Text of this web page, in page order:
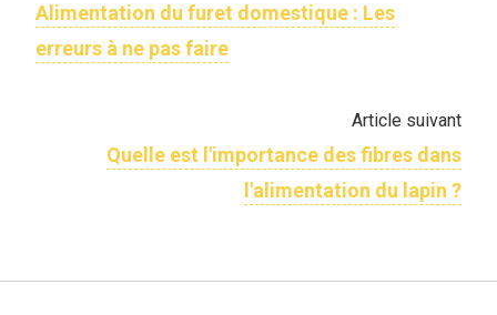
Alimentation du furet domestique : Les
erreurs à ne pas faire
Article suivant
Quelle est l'importance des fibres dans
l'alimentation du lapin ?